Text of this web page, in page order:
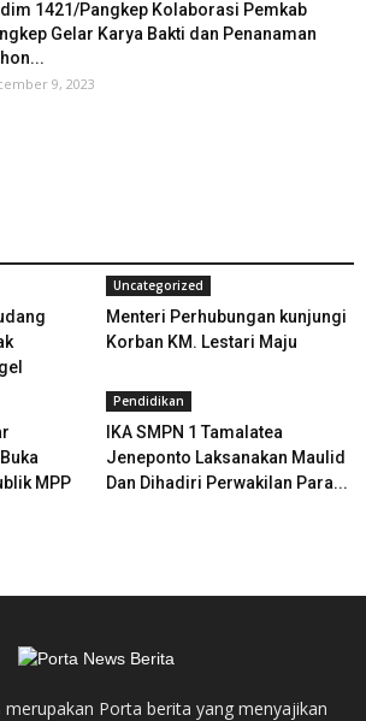
1421/Pangkep Kolaborasi Pemkab
Gelar Karya Bakti dan Penanaman
9, 2023
Uncategorized
Menteri Perhubungan kunjungi
Korban KM. Lestari Maju
MPP
Pendidikan
IKA SMPN 1 Tamalatea
Jeneponto Laksanakan Maulid
Dan Dihadiri Perwakilan Para...
merupakan Porta berita yang menyajikan